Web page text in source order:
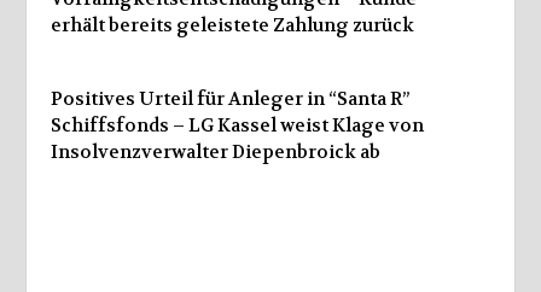
erhält bereits geleistete Zahlung zurück
Positives Urteil für Anleger in “Santa R”
Schiffsfonds – LG Kassel weist Klage von
Insolvenzverwalter Diepenbroick ab